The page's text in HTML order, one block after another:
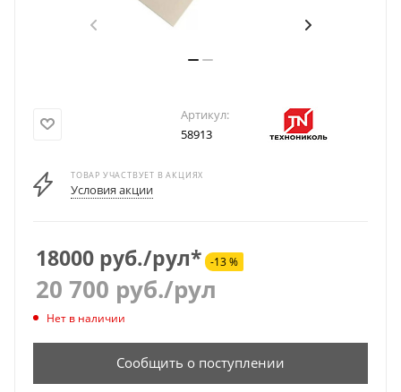
Артикул:
58913
ТОВАР УЧАСТВУЕТ В АКЦИЯХ
Условия акции
18000 руб./рул* -13 %
20 700 руб./рул
Нет в наличии
Сообщить о поступлении